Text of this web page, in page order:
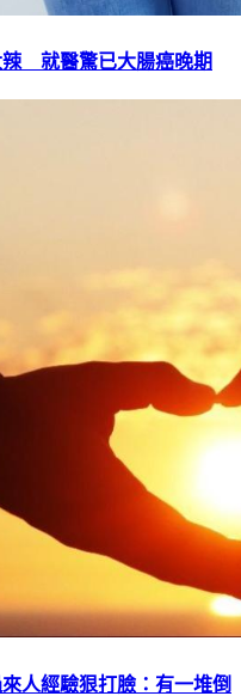
辣 就醫驚已大腸癌晚期
人經驗狠打臉：有一堆倒